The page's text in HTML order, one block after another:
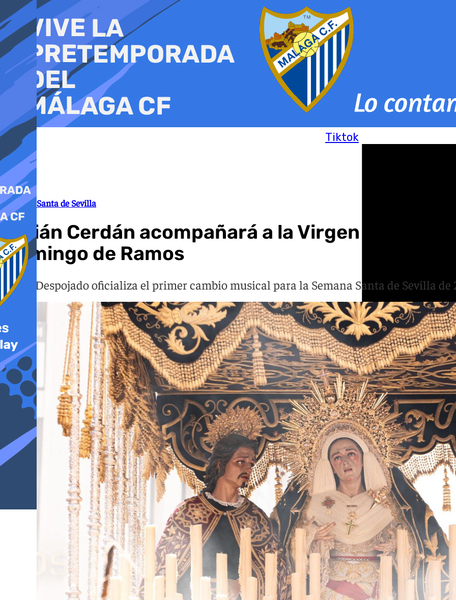
al
contenido
Tiktok
Semana Santa de Sevilla
Julián Cerdán acompañará a la Virgen de los
Domingo de Ramos
Jesús Despojado oficializa el primer cambio musical para la Semana Santa de Sevilla de